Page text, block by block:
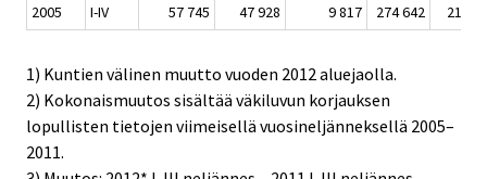
2005
I-IV 57 745 47 928 9 817 274 642 21 355
1) Kuntien välinen muutto vuoden 2012 aluejaolla.
2) Kokonaismuutos sisältää väkiluvun korjauksen
lopullisten tietojen viimeisellä vuosineljänneksellä 2005–
2011.